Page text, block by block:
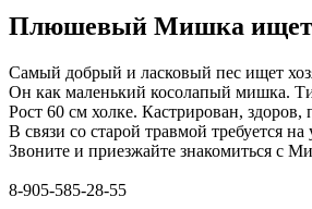
Плюшевый Мишка ищет
Самый добрый и ласковый пес ищет
Он как маленький косолапый мишка.
Рост 60 см холке. Кастрирован, здоров,
В связи со старой травмой требуется
Звоните и приезжайте знакомиться с
8-905-585-28-55